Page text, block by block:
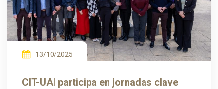
13/10/2025
CIT-UAI participa en jornadas clave